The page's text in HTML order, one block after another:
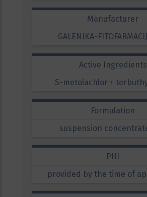
Manufacturer
GALENIKA-
Active Ingredients
S-metolachlor +
Formulation
suspension
PHI
provided by the time of